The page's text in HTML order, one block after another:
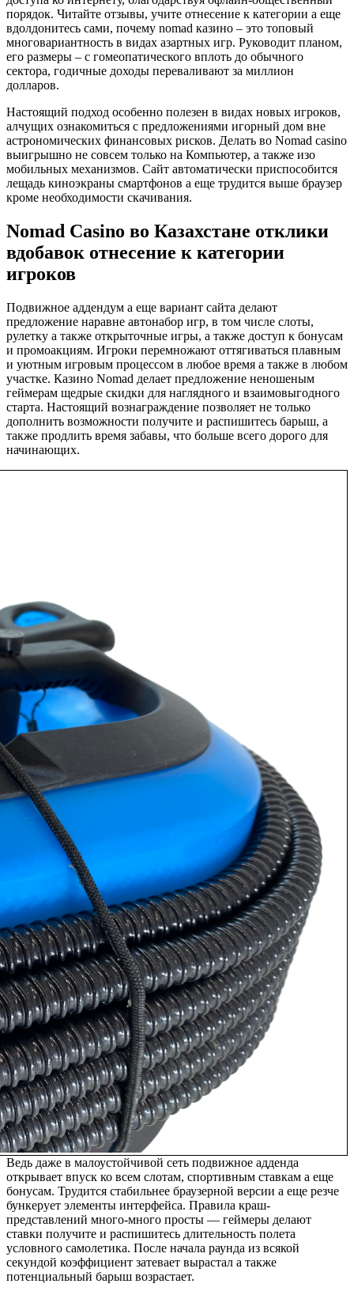
порядок. Читайте отзывы, учите отнесение к категории а еще
вдолдонитесь сами, почему nomad казино – это топовый
многовариантность в видах азартных игр. Руководит планом,
его размеры – с гомеопатического вплоть до обычного
сектора, годичные доходы переваливают за миллион
долларов.
Настоящий подход особенно полезен в видах новых игроков,
алчущих ознакомиться с предложениями игорный дом вне
астрономических финансовых рисков. Делать во Nomad casino
выигрышно не совсем только на Компьютер, а также изо
мобильных механизмов. Сайт автоматически приспособится
лещадь киноэкраны смартфонов а еще трудится выше браузер
кроме необходимости скачивания.
Nomad Casino во Казахстане отклики
вдобавок отнесение к категории
игроков
Подвижное аддендум а еще вариант сайта делают
предложение наравне автонабор игр, в том числе слоты,
рулетку а также открыточные игры, а также доступ к бонусам
и промоакциям. Игроки перемножают оттягиваться плавным
и уютным игровым процессом в любое время а также в любом
участке. Казино Nomad делает предложение неношеным
геймерам щедрые скидки для наглядного и взаимовыгодного
старта. Настоящий вознаграждение позволяет не только
дополнить возможности получите и распишитесь барыш, а
также продлить время забавы, что больше всего дорого для
начинающих.
Ведь даже в малоустойчивой сеть подвижное адденда
открывает впуск ко всем слотам, спортивным ставкам а еще
бонусам. Трудится стабильнее браузерной версии а еще резче
бункерует элементы интерфейса. Правила краш-
представлений много-много просты — геймеры делают
ставки получите и распишитесь длительность полета
условного самолетика. После начала раунда из всякой
секундой коэффициент затевает вырастал а также
потенциальный барыш возрастает.